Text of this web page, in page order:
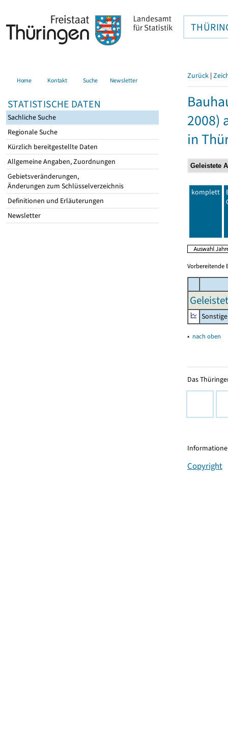
Home Kontakt Suche Newsletter
STATISTISCHE DATEN
Sachliche Suche
Regionale Suche
Kürzlich bereitgestellte Daten
Allgemeine Angaben, Zuordnungen
Gebietsveränderungen,
Änderungen zum Schlüsselverzeichnis
Definitionen und Erläuterungen
Newsletter
Zurück |
2008)
in
komplett
Vorbereitende
▴ nach oben
Das
Copyright